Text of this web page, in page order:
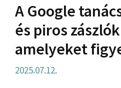
A Google
és piros
amelyeket
2025.07.12.